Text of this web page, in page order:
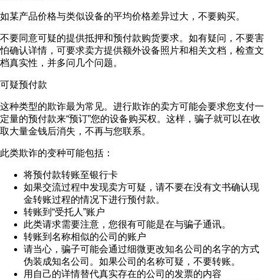
如某产品价格与类似设备的平均价格差异过大，不要购买。
不要同意可疑的提供抵押和预付款购货要求。如有疑问，不要害
怕确认详情，可要求卖方提供额外设备照片和相关文档，检查文
档真实性，并多问几个问题。
可疑预付款
这种类型的欺诈最为常见。进行欺诈的卖方可能会要求您支付一
定量的预付款来“预订”您的设备购买权。这样，骗子就可以在收
取大量金钱后消失，不再与您联系。
此类欺诈的变种可能包括：
将预付款转账至银行卡
如果交流过程中发现卖方可疑，请不要在没有文书确认现
金转账过程的情况下进行预付款。
转账到“受托人”账户
此类请求需要注意，您很有可能是在与骗子通讯。
转账到名称相似的公司的账户
请当心，骗子可能会通过细微更改知名公司的名字的方式
伪装成知名公司。如果公司的名称可疑，不要转账。
用自己的详情替代真实存在的公司的发票的内容